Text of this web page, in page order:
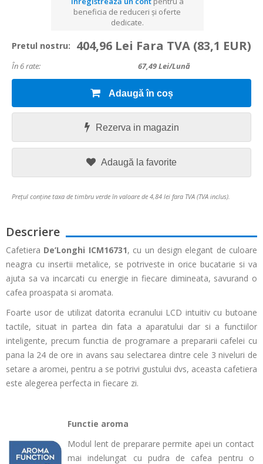
beneficia de reduceri și oferte
dedicate.
Pretul nostru: 404,96 Lei Fara TVA (83,1 EUR)
În 6 rate: 67,49Lei/lună
Adaugă în coș
Rezerva in magazin
Adaugă la favorite
Prețul conține taxa de timbru verde în valoare de 4,84 lei fara TVA (TVA inclus).
Descriere
Cafetiera De’Longhi ICM16731, cu un design elegant de culoare
neagra cu insertii metalice, se potriveste in orice bucatarie si va
ajuta sa va incarcati cu energie in fiecare dimineata, savurand o
cafea proaspata si aromata.
Foarte usor de utilizat datorita ecranului LCD intuitiv cu butoane
tactile, situat in partea din fata a aparatului dar si a functiilor
inteligente, precum functia de programare a prepararii cafelei cu
pana la 24 de ore in avans sau selectarea dintre cele 3 niveluri de
setare a aromei, pentru a se potrivi gustului dvs, aceasta cafetiera
este alegerea perfecta in fiecare zi.
Functie aroma
Modul lent de preparare permite apei un contact
mai indelungat cu pudra de cafea pentru o